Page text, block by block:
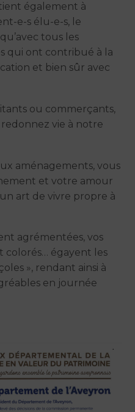
également à
e-s élu-e-s, le
tous les
qui ont contribué à la
et bien sûr avec
ou commerçants,
vie à notre
aménagements, vous
et votre amour
art de vivre propre à
agrémentées, vos
colorés… égayent les
», rendant ainsi à
en journée